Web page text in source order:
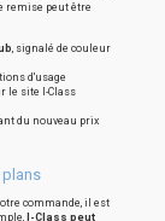
remise peut être
, signalé de couleur
d'usage
le site I-Class
du nouveau prix
commande, il est
I-Class peut